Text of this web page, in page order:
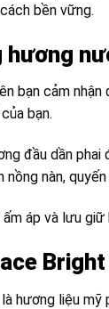
bền vững.
bạn cảm
bạn.
đầu dần
nàn,
áp và lưu
hương liệu